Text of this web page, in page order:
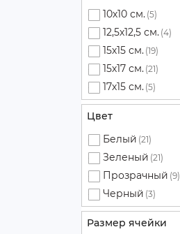
10х10 см. (5)
12,5х12,5 см. (4)
15х15 см. (19)
15х17 см. (21)
17х15 см. (5)
Цвет
Белый (21)
Зеленый (21)
Прозрачный (9)
Черный (3)
Размер ячейки